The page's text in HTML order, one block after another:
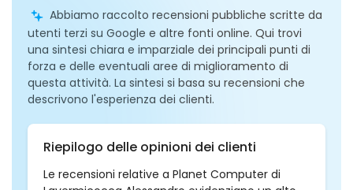
Abbiamo raccolto recensioni pubbliche scritte da
utenti terzi su Google e altre fonti online. Qui trovi
una sintesi chiara e imparziale dei principali punti di
forza e delle eventuali aree di miglioramento di
questa attività. La sintesi si basa su recensioni che
descrivono l'esperienza dei clienti.
Riepilogo delle opinioni dei clienti
Le recensioni relative a Planet Computer di